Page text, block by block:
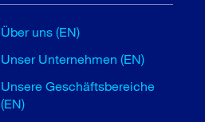
Über uns (EN)
Unser Unternehmen (EN)
Unsere Geschäftsbereiche
(EN)